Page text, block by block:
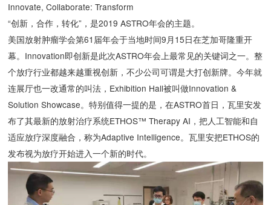
Innovate, Collaborate: Transform
“创新，合作，转化”，是2019 ASTRO年会的主题。
发布视为放疗开始进入一个新的时代。